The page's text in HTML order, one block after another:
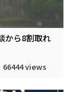
から8割取れ
66444 views